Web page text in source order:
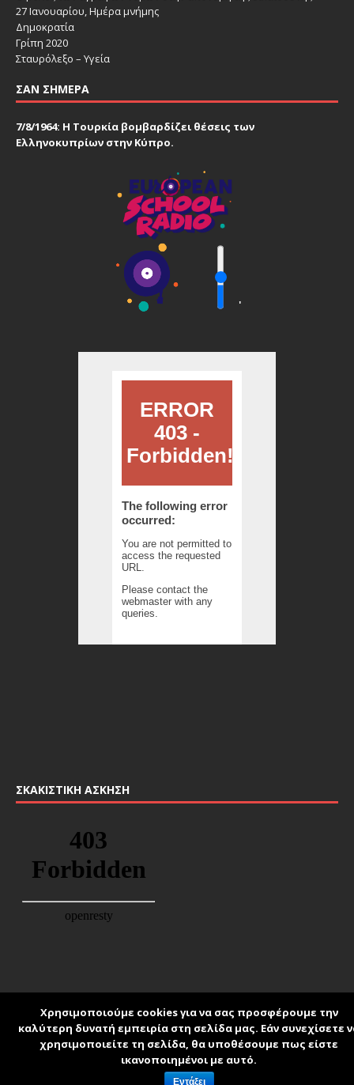
27 Ιανουαρίου, Ημέρα μνήμης
Δημοκρατία
Γρίπη 2020
Σταυρόλεξο – Υγεία
ΣΑΝ ΣΉΜΕΡΑ
7/8/1964: Η Τουρκία βομβαρδίζει θέσεις των
Ελληνοκυπρίων στην Κύπρο.
'
ΣΚΑΚΙΣΤΙΚΉ ΆΣΚΗΣΗ
schoolpress.sch.gr
Όροι Χρήσης schoolpress.sch.gr
Χρησιμοποιούμε cookies για να σας προσφέρουμε την
καλύτερη δυνατή εμπειρία στη σελίδα μας. Εάν συνεχίσετε
χρησιμοποιείτε τη σελίδα, θα υποθέσουμε πως είστε
ικανοποιημένοι με αυτό.
Εντάξει